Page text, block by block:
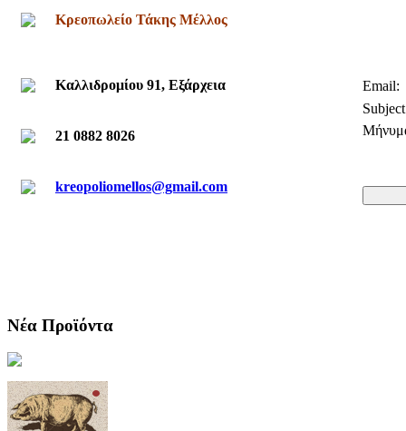
Κρεοπωλείο Τάκης Μέλλος
Καλλιδρομίου 91, Εξάρχεια
21 0882 8026
kreopoliomellos@gmail.com
Email:
Νέα Προϊόντα